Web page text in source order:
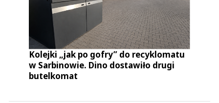
Kolejki „jak po gofry” do recyklomatu
w Sarbinowie. Dino dostawiło drugi
butelkomat